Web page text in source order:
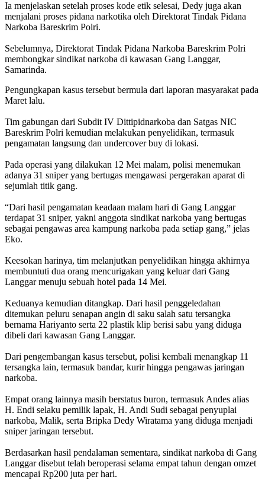
‎Ia menjelaskan setelah proses kode etik selesai, Dedy juga akan
menjalani proses pidana narkotika oleh Direktorat Tindak Pidana
Narkoba Bareskrim Polri.
‎Sebelumnya, Direktorat Tindak Pidana Narkoba Bareskrim Polri
membongkar sindikat narkoba di kawasan Gang Langgar,
Samarinda.
Pengungkapan kasus tersebut bermula dari laporan masyarakat pada
Maret lalu.
‎Tim gabungan dari Subdit IV Dittipidnarkoba dan Satgas NIC
Bareskrim Polri kemudian melakukan penyelidikan, termasuk
pengamatan langsung dan undercover buy di lokasi.
‎Pada operasi yang dilakukan 12 Mei malam, polisi menemukan
adanya 31 sniper yang bertugas mengawasi pergerakan aparat di
sejumlah titik gang.
‎“Dari hasil pengamatan keadaan malam hari di Gang Langgar
terdapat 31 sniper, yakni anggota sindikat narkoba yang bertugas
sebagai pengawas area kampung narkoba pada setiap gang,” jelas
Eko.
‎Keesokan harinya, tim melanjutkan penyelidikan hingga akhirnya
membuntuti dua orang mencurigakan yang keluar dari Gang
Langgar menuju sebuah hotel pada 14 Mei.
‎Keduanya kemudian ditangkap. Dari hasil penggeledahan
ditemukan peluru senapan angin di saku salah satu tersangka
bernama Hariyanto serta 22 plastik klip berisi sabu yang diduga
dibeli dari kawasan Gang Langgar.
‎Dari pengembangan kasus tersebut, polisi kembali menangkap 11
tersangka lain, termasuk bandar, kurir hingga pengawas jaringan
narkoba.
‎Empat orang lainnya masih berstatus buron, termasuk Andes alias
H. Endi selaku pemilik lapak, H. Andi Sudi sebagai penyuplai
narkoba, Malik, serta Bripka Dedy Wiratama yang diduga menjadi
sniper jaringan tersebut.
‎Berdasarkan hasil pendalaman sementara, sindikat narkoba di Gang
Langgar disebut telah beroperasi selama empat tahun dengan omzet
mencapai Rp200 juta per hari.